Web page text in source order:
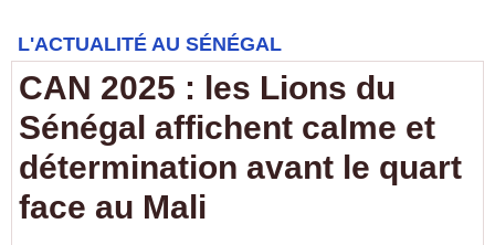
L'ACTUALITÉ AU SÉNÉGAL
CAN 2025 : les Lions du
Sénégal affichent calme et
détermination avant le quart
face au Mali